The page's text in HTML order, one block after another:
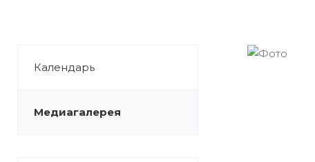
Календарь
Медиагалерея